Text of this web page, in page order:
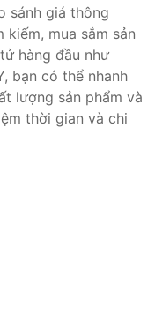
sánh giá thông
mua sắm sản
hàng đầu như
bạn có thể nhanh
lượng sản phẩm và
thời gian và chi